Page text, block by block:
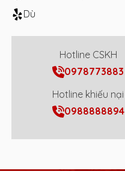
Dù
Hotline CSKH
0978773883
Hotline khiếu nại
0988888894